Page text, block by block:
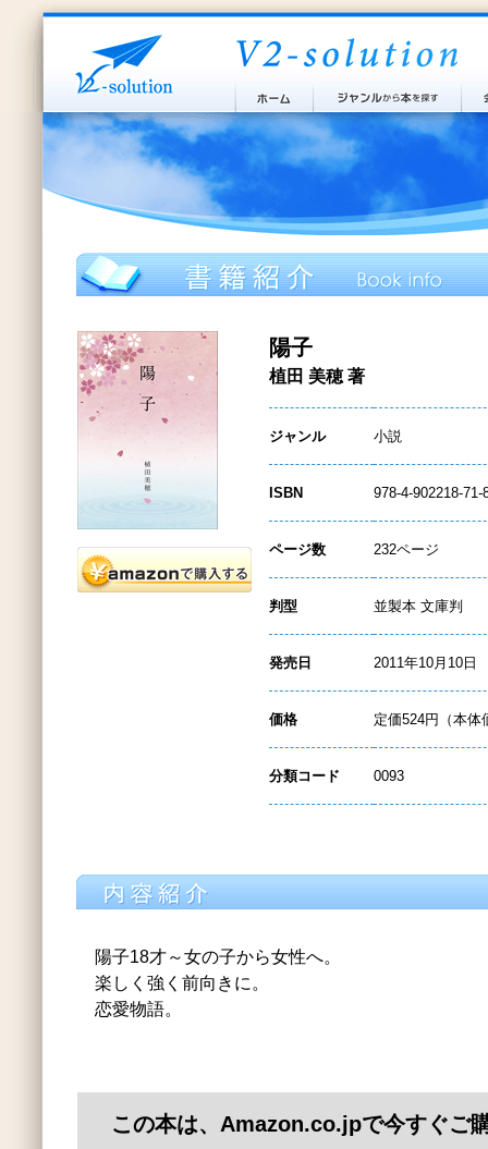
陽子
植田 美穂 著
ジャンル 小説
ISBN 978-4-902218-71-
ページ数 232ページ
判型 並製本 文庫判
発売日 2011年10月10日
価格 定価524円（本体
分類コード 0093
陽子18才～女の子から女性へ。
楽しく強く前向きに。
恋愛物語。
この本は、Amazon.co.jpで今すぐご